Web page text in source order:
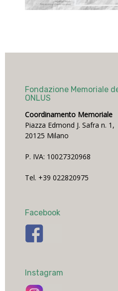
Fondazione Memoriale
ONLUS
Coordinamento Memoriale
Piazza Edmond J. Safra n. 1,
20125 Milano
P. IVA: 10027320968
Tel. +39 022820975
Facebook
Instagram